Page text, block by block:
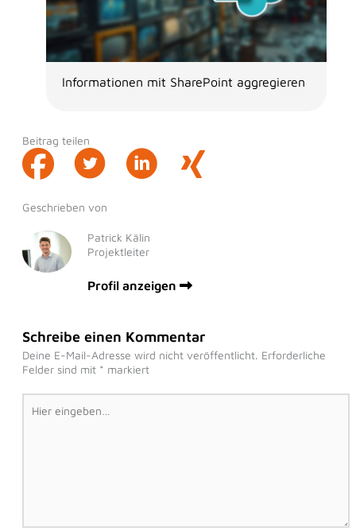
Informationen mit SharePoint aggregieren
Beitrag teilen
Geschrieben von
Patrick Kälin
Projektleiter
Profil anzeigen
Schreibe einen Kommentar
Deine E-Mail-Adresse wird nicht veröffentlicht. Erforderliche
Felder sind mit * markiert
Hier
eingeben…